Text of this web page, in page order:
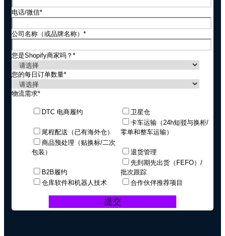
电话/微信*
公司名称（或品牌名称） *
您是Shopify商家吗？ *
您的每日订单数量*
物流需求*
DTC 电商履约 卫星仓
尾程配送（已有海外仓）
卡车运输（24h短驳与换柜/
零单和整车运输）
商品预处理（贴换标/二次
包装）
退货管理
B2B履约
先到期先出货（FEFO）/
批次跟踪
仓库软件和机器人技术
合作伙伴推荐项目